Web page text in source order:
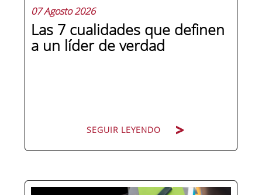
07 Agosto 2026
Las 7 cualidades que definen
a un líder de verdad
SEGUIR LEYENDO
Hay personas que ocupan puestos de